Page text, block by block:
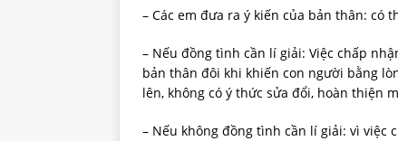
– Các em đưa ra ý kiến của bản thân: có
– Nếu đồng tình cần lí giải: Việc chấp
bản thân đôi khi khiến con người bằng
lên, không có ý thức sửa đổi, hoàn thiện
– Nếu không đồng tình cần lí giải: vì việc